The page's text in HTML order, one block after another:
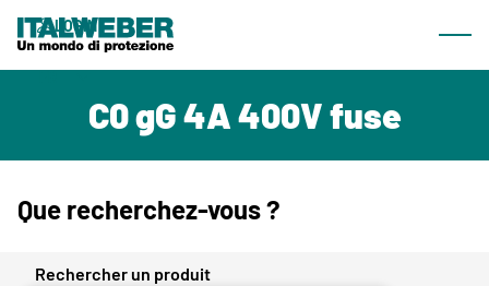
LOGIN Ce que nous offrons
Produits
Téléchargement
Société
C0 gG 4A 400V fuse
Que recherchez-vous ?
Rechercher un produit